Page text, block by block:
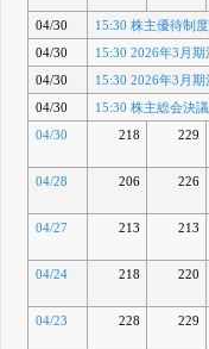
04/30
15:30 株主優待制
04/30
15:30 2026年3月
04/30
15:30 2026年3月
04/30
15:30 株主総会決
04/30
218 229
04/28
206 226
04/27
213 213
04/24 218 220
04/23 228 229